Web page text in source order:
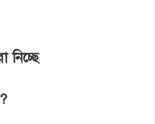
নিচ্ছে